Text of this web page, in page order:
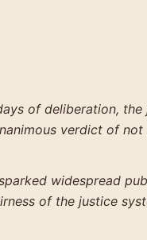
of deliberation, the
verdict of not
widespread
of the justice